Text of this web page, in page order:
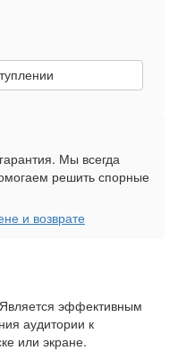
Мы всегда
решить спорные
и возврате
эффективным
аудитории к
или экране.